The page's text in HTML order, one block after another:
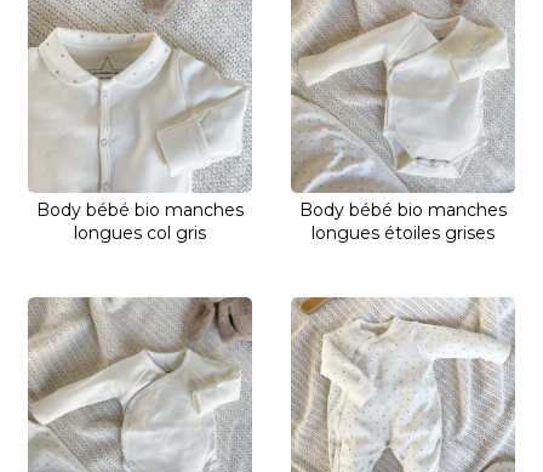
Body bébé bio manches
longues col gris
Body bébé bio manches
longues étoiles grises